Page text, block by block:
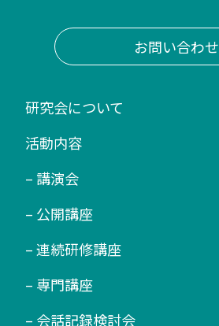
お問い合わせ
研究会について
活動内容
– 講演会
– 公開講座
– 連続研修講座
– 専門講座
– 会話記録検討会